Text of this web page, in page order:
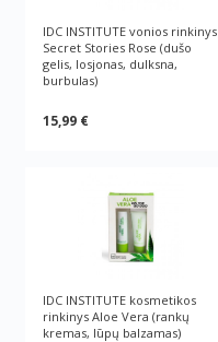
IDC INSTITUTE vonios rinkinys
Secret Stories Rose (dušo
gelis, losjonas, dulksna,
burbulas)
15,99 €
IDC INSTITUTE kosmetikos
rinkinys Aloe Vera (rankų
kremas, lūpų balzamas)